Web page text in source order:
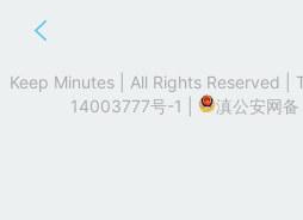
Keep Minutes | All Rights Reserved |
14003777号-1
滇公安网